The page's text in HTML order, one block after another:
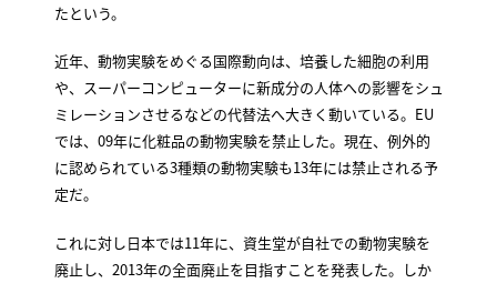
たという。
近年、動物実験をめぐる国際動向は、培養した細胞の利用
や、スーパーコンピューターに新成分の人体への影響をシュ
ミレーションさせるなどの代替法へ大きく動いている。EU
では、09年に化粧品の動物実験を禁止した。現在、例外的
に認められている3種類の動物実験も13年には禁止される予
定だ。
これに対し日本では11年に、資生堂が自社での動物実験を
廃止し、2013年の全面廃止を目指すことを発表した。しか